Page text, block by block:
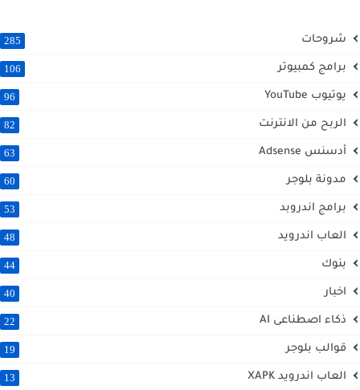
شروحات 285
برامج كمبيوتر 106
يوتيوب YouTube 96
الربح من الانترنت 82
أدسنس Adsense 63
مدونة بلوجر 60
برامج اندروبد 53
العاب اندرويد 48
بنوك 44
اخبار 40
ذكاء اصطناعى AI 22
قوالب بلوجر 19
العاب اندرويد XAPK 13